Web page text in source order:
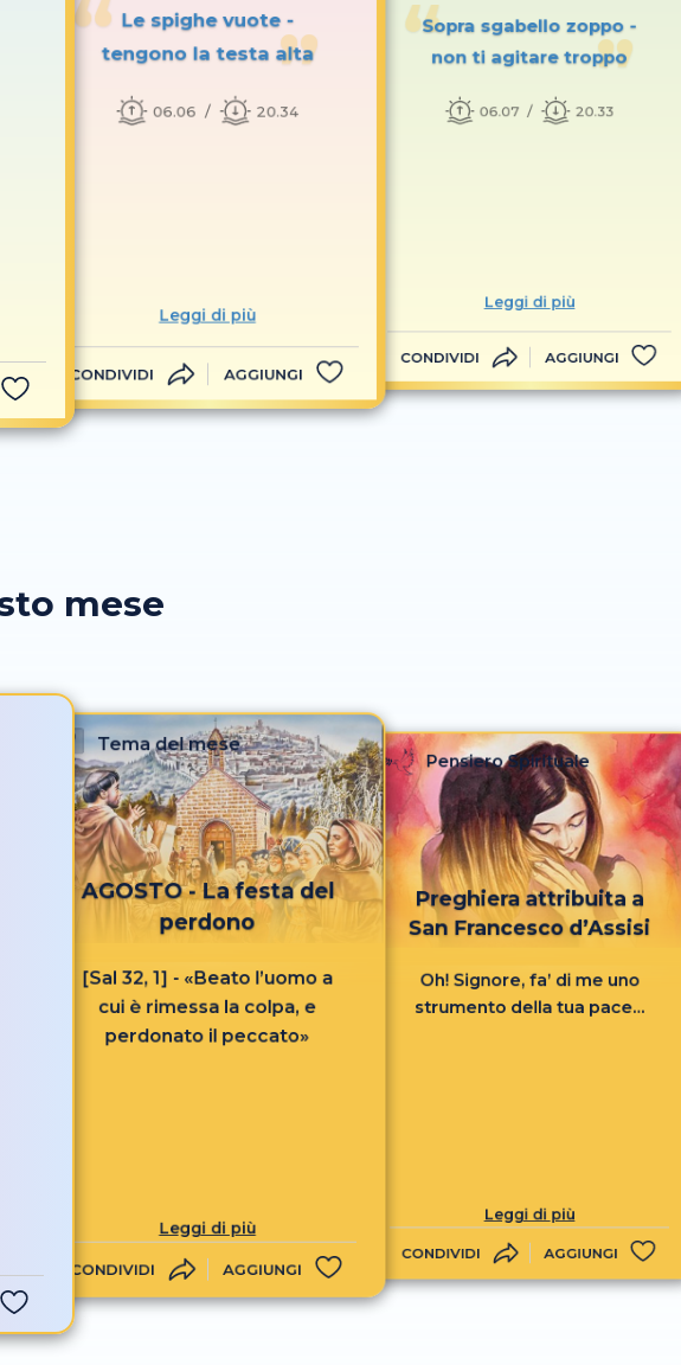
Le spighe vuote -
tengono la testa alta
06.06 20.34
Leggi di più
CONDIVIDI AGGIUNGI
Sopra sgabello zoppo -
non ti agitare troppo
06.07 20.33
Leggi di più
CONDIVIDI AGGIUNGI
mese
Tema del mese
AGOSTO - La festa del
perdono
[Sal 32, 1] - «Beato l’uomo a
cui è rimessa la colpa, e
perdonato il peccato»
Leggi di più
CONDIVIDI AGGIUNGI
Pensiero Spirituale
Preghiera attribuita a
San Francesco d’Assisi
Oh! Signore, fa’ di me uno
strumento della tua pace...
Leggi di più
CONDIVIDI AGGIUNGI